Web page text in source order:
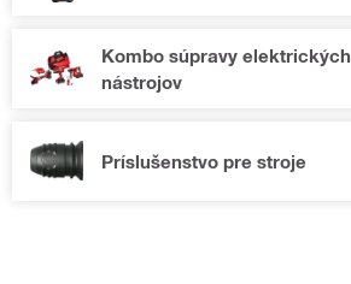
Kombo súpravy elektrických
nástrojov
Príslušenstvo pre stroje